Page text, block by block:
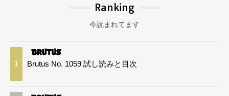
Ranking
今読まれてます
1 Brutus No. 1059 試し読みと目次